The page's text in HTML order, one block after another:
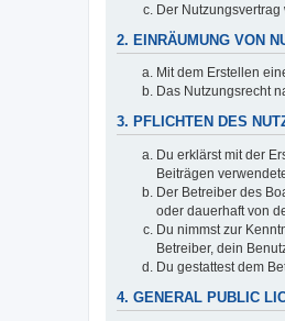
Der
2. EINRÄUMUNG VON
Mit dem Erstellen
Das Nutzungsrecht
3. PFLICHTEN DES
Du erklärst mit der
Beiträgen
Der Betreiber des
oder dauerhaft von
Du nimmst zur
Betreiber, dein
Du gestattest dem
4. GENERAL PUBLIC